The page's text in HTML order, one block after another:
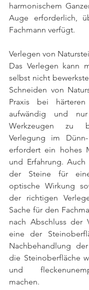
harmonischem
Auge erforderlich,
Fachmann verfügt.
Verlegen von
Das Verlegen kann
selbst nicht
Schneiden von
Praxis bei
aufwändig und
Werkzeugen zu
Verlegung im
erfordert ein hohes
und Erfahrung.
der Steine für
optische Wirkung
der richtigen
Sache für den
nach Abschluss der
eine der
Nachbehandlung
die Steinoberfläche
und
machen.